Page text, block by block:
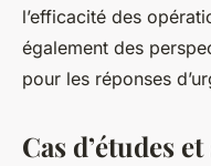
l’efficacité des
également des
pour les réponses
Cas d’études